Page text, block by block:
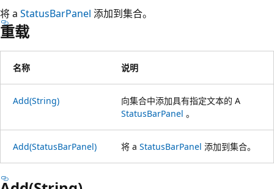
将 a StatusBarPanel 添加到集合。
重载
名称 说明
Add(String)
向集合中添加具有指定文本的 A
StatusBarPanel 。
Add(StatusBarPanel) 将 a StatusBarPanel 添加到集合。